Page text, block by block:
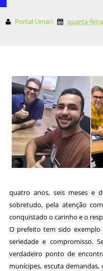
Portal Umari quarta-
quatro anos, seis meses e
sobretudo, pela atenção
conquistado o carinho e o
O prefeito tem sido
seriedade e compromisso.
verdadeiro ponto de
munícipes, escuta